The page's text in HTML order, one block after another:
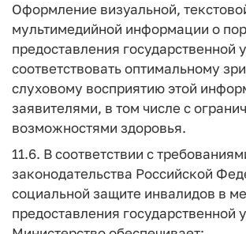
Оформление визуальной,
мультимедийной информации о
предоставления государственной
соответствовать оптимальному
слуховому восприятию этой
заявителями, в том числе с
возможностями здоровья.
11.6. В соответствии с
законодательства Российской
социальной защите инвалидов в
предоставления государственной